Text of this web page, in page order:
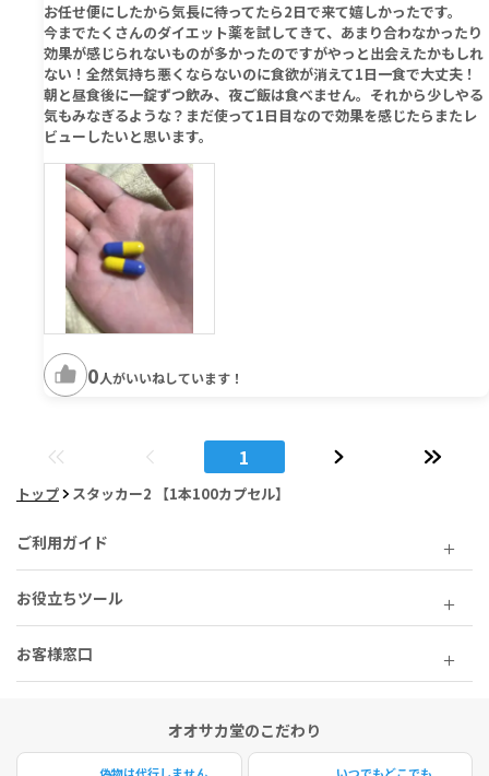
お任せ便にしたから気長に待ってたら2日で来て嬉しかったです。
今までたくさんのダイエット薬を試してきて、あまり合わなかったり
効果が感じられないものが多かったのですがやっと出会えたかもしれ
ない！全然気持ち悪くならないのに食欲が消えて1日一食で大丈夫！
朝と昼食後に一錠ずつ飲み、夜ご飯は食べません。それから少しやる
気もみなぎるような？まだ使って1日目なので効果を感じたらまたレ
ビューしたいと思います。
0人がいいねしています！
1
トップ スタッカー2 【1本100カプセル】
ご利用ガイド
お役立ちツール
お客様窓口
オオサカ堂のこだわり